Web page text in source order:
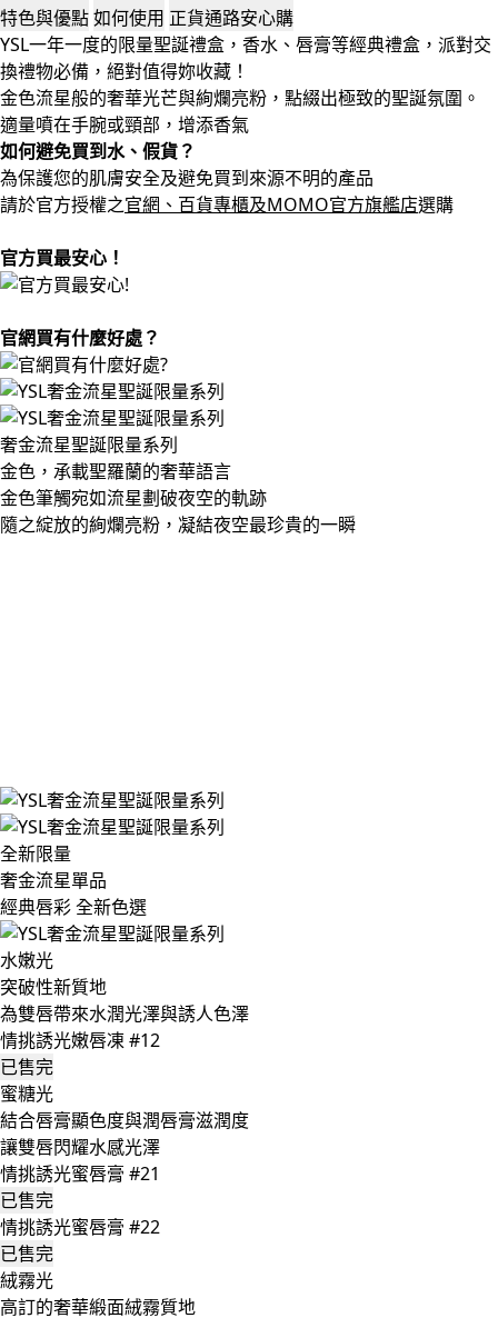
特色與優點如何使用 正貨通路安心購
YSL一年一度的限量聖誕禮盒，香水、唇膏等經典禮盒，派對交
換禮物必備，絕對值得妳收藏！
金色流星般的奢華光芒與絢爛亮粉，點綴出極致的聖誕氛圍。
適量噴在手腕或頸部，增添香氣
如何避免買到水、假貨？
為保護您的肌膚安全及避免買到來源不明的產品
請於官方授權之官網、百貨專櫃及MOMO官方旗艦店選購
官方買最安心！
官網買有什麼好處？
奢金流星聖誕限量系列
金色，承載聖羅蘭的奢華語言
金色筆觸宛如流星劃破夜空的軌跡
隨之綻放的絢爛亮粉，凝結夜空最珍貴的一瞬
全新限量
奢金流星單品
經典唇彩 全新色選
水嫩光
突破性新質地
為雙唇帶來水潤光澤與誘人色澤
情挑誘光嫩唇凍 #12
已售完
蜜糖光
結合唇膏顯色度與潤唇膏滋潤度
讓雙唇閃耀水感光澤
情挑誘光蜜唇膏 #21
已售完
情挑誘光蜜唇膏 #22
已售完
絨霧光
高訂的奢華緞面絨霧質地